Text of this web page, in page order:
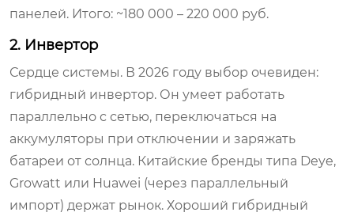
панелей. Итого: ~180 000 – 220 000 руб.
2. Инвертор
Сердце системы. В 2026 году выбор очевиден:
гибридный инвертор. Он умеет работать
параллельно с сетью, переключаться на
аккумуляторы при отключении и заряжать
батареи от солнца. Китайские бренды типа Deye,
Growatt или Huawei (через параллельный
импорт) держат рынок. Хороший гибридный